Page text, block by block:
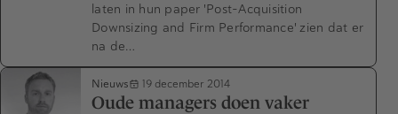
laten in hun paper 'Post-Acquisition
Downsizing and Firm Performance' zien dat er
na de…
Nieuws 19 december 2014
Oude managers doen vaker